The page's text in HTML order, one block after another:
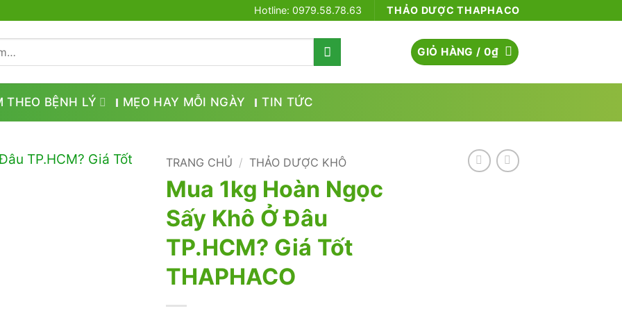
Hotline: 0979.58.78.63 THẢO DƯỢC THAPHACO
GIỎ HÀNG /0₫
THEO BỆNH LÝ MẸO HAY MỖI NGÀY TIN TỨC
TRANG CHỦ / THẢO DƯỢC KHÔ
Mua 1kg Hoàn Ngọc
Sấy Khô Ở Đâu
TP.HCM? Giá Tốt
THAPHACO